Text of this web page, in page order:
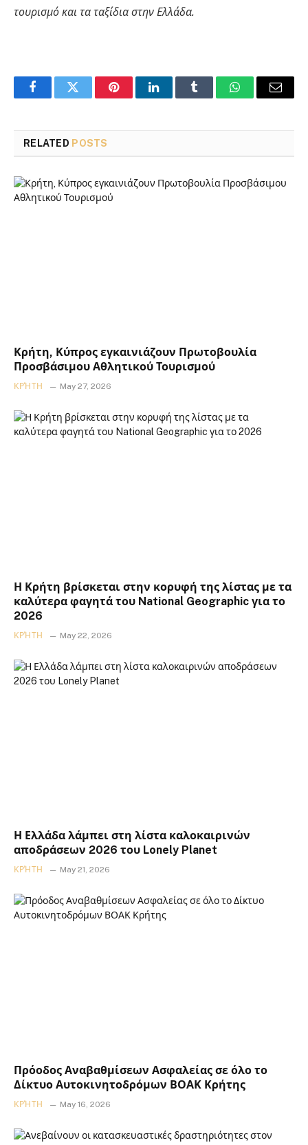
τουρισμό και τα ταξίδια στην Ελλάδα.
FacebookTwitter PinterestLinkedInTumblr WhatsAppEmail
RELATED POSTS
Κρήτη, Κύπρος εγκαινιάζουν Πρωτοβουλία
Προσβάσιμου Αθλητικού Τουρισμού
ΚΡΉΤΗ May 27, 2026
Η Κρήτη βρίσκεται στην κορυφή της λίστας με τα
καλύτερα φαγητά του National Geographic για το
2026
ΚΡΉΤΗ May 22, 2026
Η Ελλάδα λάμπει στη λίστα καλοκαιρινών
αποδράσεων 2026 του Lonely Planet
ΚΡΉΤΗ May 21, 2026
Πρόοδος Αναβαθμίσεων Ασφαλείας σε όλο το
Δίκτυο Αυτοκινητοδρόμων ΒΟΑΚ Κρήτης
ΚΡΉΤΗ May 16, 2026